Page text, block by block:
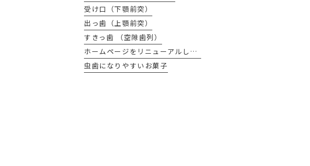
受け口（下顎前突）
出っ歯（上顎前突）
すきっ歯 （空隙歯列）
ホームページをリニューアルしました
虫歯になりやすいお菓子